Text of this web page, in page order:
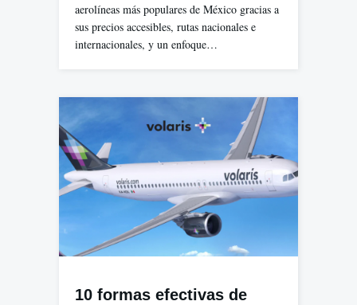
aerolíneas más populares de México gracias a
sus precios accesibles, rutas nacionales e
internacionales, y un enfoque…
10 formas efectivas de